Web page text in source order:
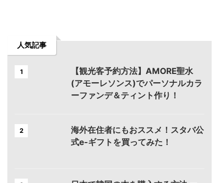
人気記事
1
【観光客予約方法】AMORE聖水
(アモーレソンス)でパーソナルカラ
ーファンデ＆ティント作り！
2
海外在住者にもおススメ！スタバ公
式e-ギフトを買ってみた！